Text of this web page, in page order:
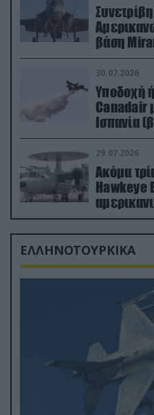
βάση
30.07.2026
Υποδοχή
Canadair
Ισπανία
29.07.2026
Ακόμα
Hawkeye
ΕΛΛΗΝΟΤΟΥΡΚΙΚΑ